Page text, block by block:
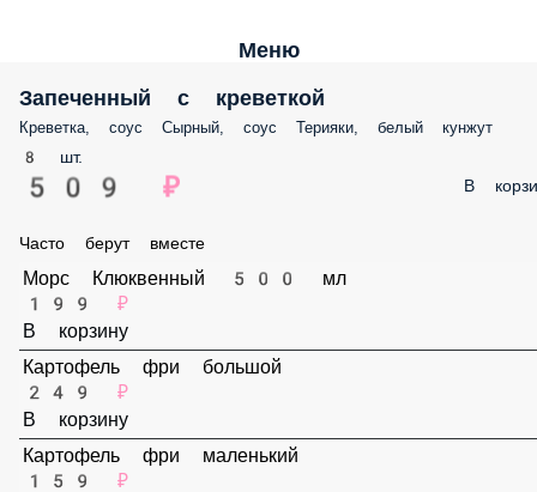
Меню
Запеченный с креветкой
Креветка, соус Сырный, соус Терияки, белый кунжут
8 шт.
509 ₽ В
Часто берут вместе
Морс Клюквенный 500 мл
199 ₽
В корзину
Картофель фри большой
249 ₽
В корзину